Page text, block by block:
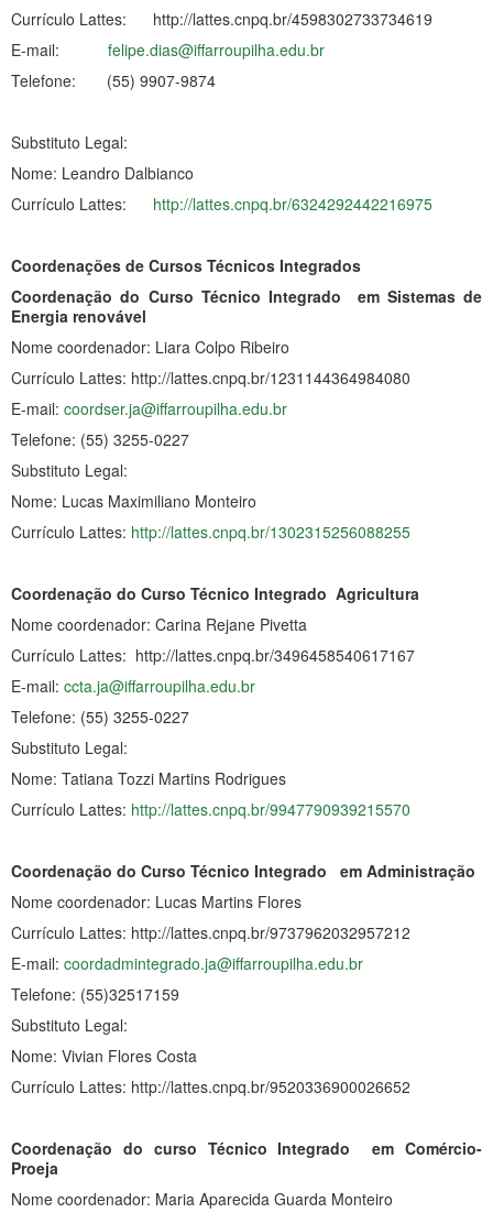
Currículo Lattes: http://lattes.cnpq.br/4598302733734619
E-mail: felipe.dias@iffarroupilha.edu.br
Telefone: (55) 9907-9874
Substituto Legal:
Nome: Leandro Dalbianco
Currículo Lattes: http://lattes.cnpq.br/6324292442216975
Coordenações de Cursos Técnicos Integrados
Coordenação do Curso Técnico Integrado em Sistemas de
Energia renovável
Nome coordenador: Liara Colpo Ribeiro
Currículo Lattes: http://lattes.cnpq.br/1231144364984080
E-mail: coordser.ja@iffarroupilha.edu.br
Telefone: (55) 3255-0227
Substituto Legal:
Nome: Lucas Maximiliano Monteiro
Currículo Lattes: http://lattes.cnpq.br/1302315256088255
Coordenação do Curso Técnico Integrado Agricultura
Nome coordenador: Carina Rejane Pivetta
Currículo Lattes: http://lattes.cnpq.br/3496458540617167
E-mail: ccta.ja@iffarroupilha.edu.br
Telefone: (55) 3255-0227
Substituto Legal:
Nome: Tatiana Tozzi Martins Rodrigues
Currículo Lattes: http://lattes.cnpq.br/9947790939215570
Coordenação do Curso Técnico Integrado em Administração
Nome coordenador: Lucas Martins Flores
Currículo Lattes: http://lattes.cnpq.br/9737962032957212
E-mail: coordadmintegrado.ja@iffarroupilha.edu.br
Telefone: (55)32517159
Substituto Legal:
Nome: Vivian Flores Costa
Currículo Lattes: http://lattes.cnpq.br/9520336900026652
Coordenação do curso Técnico Integrado em Comércio-
Proeja
Nome coordenador: Maria Aparecida Guarda Monteiro